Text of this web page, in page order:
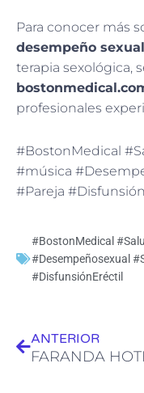
Para conocer más
desempeño sexual
terapia sexológica,
profesionales
#BostonMedical
#música
#Pareja
#BostonMedical
#Desempeñosexual
#DisfunsiónEréctil
ANTERIOR